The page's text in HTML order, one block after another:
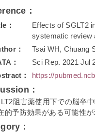
：
：
Effects of SGLT2
systematic review
：
Tsai WH, Chuang
：
Sci Rep. 2021 Jul
：
https://
：
阻害薬使用下での脳卒
的予防効果がある可能性が
：